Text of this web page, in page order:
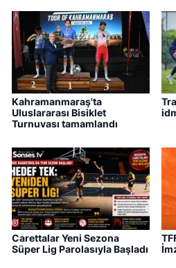
Kahramanmaraş'ta
Uluslararası Bisiklet
Turnuvası tamamlandı
Carettalar Yeni Sezona
Süper Lig Parolasıyla Başladı